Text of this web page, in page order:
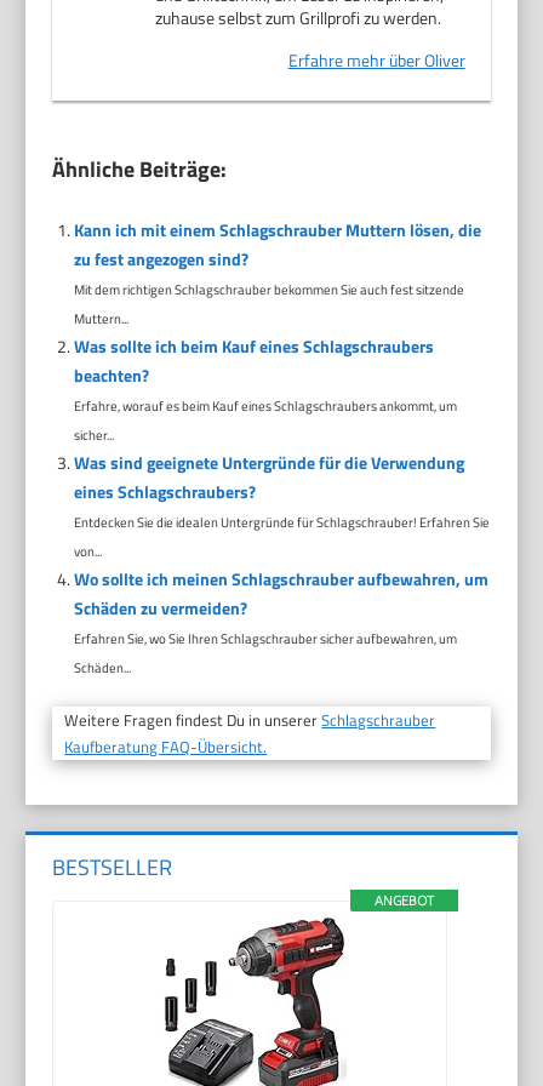
zuhause selbst zum Grillprofi zu werden.
Erfahre mehr über Oliver
Ähnliche Beiträge:
Kann ich mit einem Schlagschrauber Muttern lösen, die
zu fest angezogen sind?
Mit dem richtigen Schlagschrauber bekommen Sie auch fest sitzende
Muttern...
Was sollte ich beim Kauf eines Schlagschraubers
beachten?
Erfahre, worauf es beim Kauf eines Schlagschraubers ankommt, um
sicher...
Was sind geeignete Untergründe für die Verwendung
eines Schlagschraubers?
Entdecken Sie die idealen Untergründe für Schlagschrauber! Erfahren Sie
von...
Wo sollte ich meinen Schlagschrauber aufbewahren, um
Schäden zu vermeiden?
Erfahren Sie, wo Sie Ihren Schlagschrauber sicher aufbewahren, um
Schäden...
Weitere Fragen findest Du in unsererSchlagschrauber
Kaufberatung FAQ-Übersicht.
BESTSELLER
ANGEBOT